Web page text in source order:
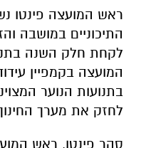
ראש המועצה פינטו
התיכוניים במושבה
לקחת חלק השנה
המועצה בקמפיין
בתנועות הנוער
לחזק את מערך
סהר פינטו, ראש